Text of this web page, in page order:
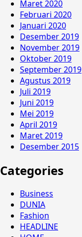
Maret 2020
Februari 2020
Januari 2020
Desember 2019
November 2019
Oktober 2019
September 2019
Agustus 2019
Juli 2019
Juni 2019
Mei 2019
April 2019
Maret 2019
Desember 2015
Categories
Business
DUNIA
Fashion
HEADLINE